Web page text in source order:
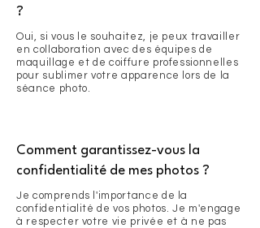
?
Oui, si vous le souhaitez, je peux travailler
en collaboration avec des équipes de
maquillage et de coiffure professionnelles
pour sublimer votre apparence lors de la
séance photo.
Comment garantissez-vous la
confidentialité de mes photos ?
Je comprends l'importance de la
confidentialité de vos photos. Je m'engage
à respecter votre vie privée et à ne pas